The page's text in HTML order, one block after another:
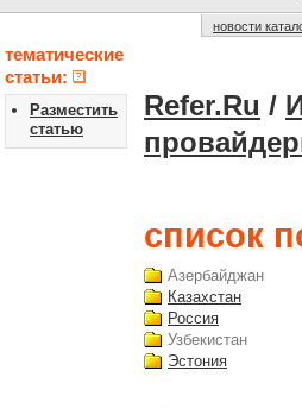
новости
тематические
статьи:
Разместить
статью
Refer.Ru /
список
Азербайджан
Казахстан
Россия
Узбекистан
Эстония